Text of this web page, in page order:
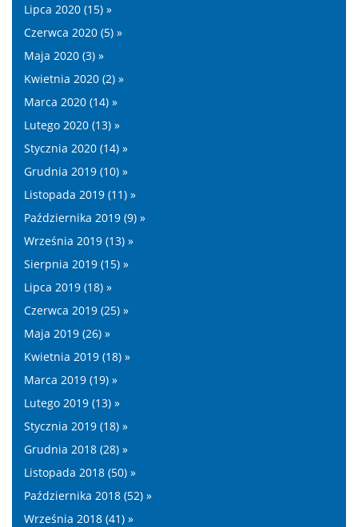
Lipca 2020 (15) »
Czerwca 2020 (5) »
Maja 2020 (3) »
Kwietnia 2020 (2) »
Marca 2020 (14) »
Lutego 2020 (13) »
Stycznia 2020 (14) »
Grudnia 2019 (10) »
Listopada 2019 (11) »
Października 2019 (9) »
Września 2019 (13) »
Sierpnia 2019 (15) »
Lipca 2019 (18) »
Czerwca 2019 (25) »
Maja 2019 (26) »
Kwietnia 2019 (18) »
Marca 2019 (19) »
Lutego 2019 (13) »
Stycznia 2019 (18) »
Grudnia 2018 (28) »
Listopada 2018 (50) »
Października 2018 (52) »
Września 2018 (41) »